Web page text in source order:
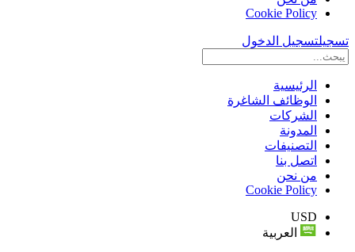
Cookie Policy
تسجيلتسجيل الدخول
الرئيسية
الوظائف الشاغرة
الشركات
المدونة
التصنيفات
اتصل بنا
من نحن
Cookie Policy
USD
العربية